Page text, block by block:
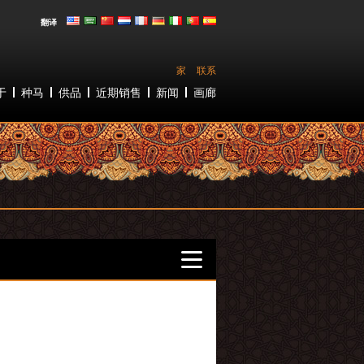
翻译
家 联系
种马 供品 近期销售 新闻 画廊